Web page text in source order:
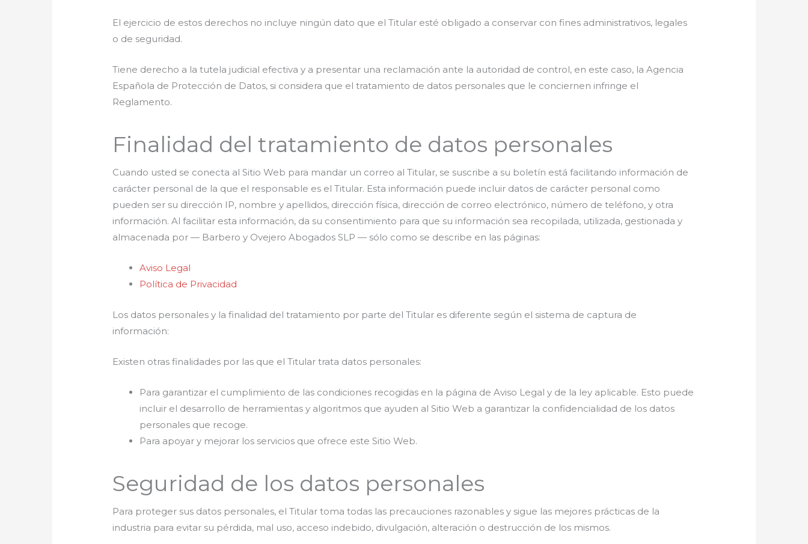
El ejercicio de estos derechos no incluye ningún dato que el Titular esté obligado a conservar con fines administrativos, legales
o de seguridad.
Tiene derecho a la tutela judicial efectiva y a presentar una reclamación ante la autoridad de control, en este caso, la Agencia
Española de Protección de Datos, si considera que el tratamiento de datos personales que le conciernen infringe el
Reglamento.
Finalidad del tratamiento de datos personales
Cuando usted se conecta al Sitio Web para mandar un correo al Titular, se suscribe a su boletín está facilitando información de
carácter personal de la que el responsable es el Titular. Esta información puede incluir datos de carácter personal como
pueden ser su dirección IP, nombre y apellidos, dirección física, dirección de correo electrónico, número de teléfono, y otra
información. Al facilitar esta información, da su consentimiento para que su información sea recopilada, utilizada, gestionada y
almacenada por — Barbero y Ovejero Abogados SLP — sólo como se describe en las páginas:
Aviso Legal
Política de Privacidad
Los datos personales y la finalidad del tratamiento por parte del Titular es diferente según el sistema de captura de
información:
Existen otras finalidades por las que el Titular trata datos personales:
Para garantizar el cumplimiento de las condiciones recogidas en la página de Aviso Legal y de la ley aplicable. Esto puede
incluir el desarrollo de herramientas y algoritmos que ayuden al Sitio Web a garantizar la confidencialidad de los datos
personales que recoge.
Para apoyar y mejorar los servicios que ofrece este Sitio Web.
Seguridad de los datos personales
Para proteger sus datos personales, el Titular toma todas las precauciones razonables y sigue las mejores prácticas de la
industria para evitar su pérdida, mal uso, acceso indebido, divulgación, alteración o destrucción de los mismos.